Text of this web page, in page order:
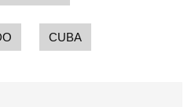
CUBA